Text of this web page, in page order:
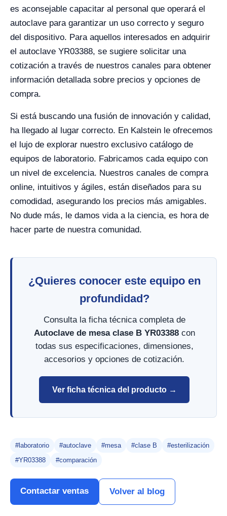
es aconsejable capacitar al personal que operará el
autoclave para garantizar un uso correcto y seguro
del dispositivo. Para aquellos interesados en adquirir
el autoclave YR03388, se sugiere solicitar una
cotización a través de nuestros canales para obtener
información detallada sobre precios y opciones de
compra.
Si está buscando una fusión de innovación y calidad,
ha llegado al lugar correcto. En Kalstein le ofrecemos
el lujo de explorar nuestro exclusivo catálogo de
equipos de laboratorio. Fabricamos cada equipo con
un nivel de excelencia. Nuestros canales de compra
online, intuitivos y ágiles, están diseñados para su
comodidad, asegurando los precios más amigables.
No dude más, le damos vida a la ciencia, es hora de
hacer parte de nuestra comunidad.
¿Quieres conocer este equipo en
profundidad?
Consulta la ficha técnica completa de
Autoclave de mesa clase B YR03388con
todas sus especificaciones, dimensiones,
accesorios y opciones de cotización.
Ver ficha técnica del producto →
#laboratorio #autoclave #mesa #clase B
#esterilización
#YR03388
#comparación
Contactar ventas Volver al blog